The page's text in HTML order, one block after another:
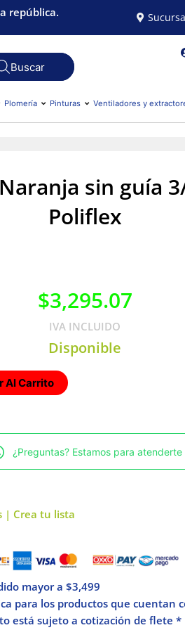
república.
Plomería Pinturas Ventiladores y
sin guía
Poliflex
$3,295.07
IVA INCLUIDO
Disponible
Al Carrito
¿Preguntas? Estamos para atenderte
| Crea tu lista
mayor a $3,499
para los productos que cuentan
está sujeto a cotización de flete *